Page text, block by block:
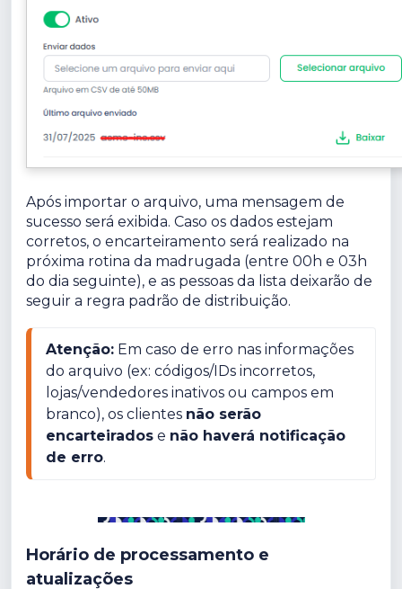
Após importar o arquivo, uma mensagem de
sucesso será exibida. Caso os dados estejam
corretos, o encarteiramento será realizado na
próxima rotina da madrugada (entre 00h e 03h
do dia seguinte), e as pessoas da lista deixarão de
seguir a regra padrão de distribuição.
Atenção: Em caso de erro nas informações
do arquivo (ex: códigos/IDs incorretos,
lojas/vendedores inativos ou campos em
branco), os clientes não serão
encarteirados e não haverá notificação
de erro.
Horário de processamento e
atualizações